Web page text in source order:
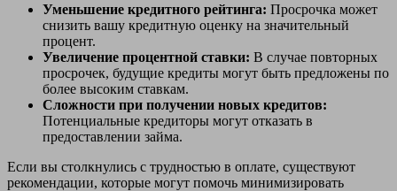
Уменьшение кредитного рейтинга: Просрочка может
снизить вашу кредитную оценку на значительный
процент.
Увеличение процентной ставки: В случае повторных
просрочек, будущие кредиты могут быть предложены по
более высоким ставкам.
Сложности при получении новых кредитов:
Потенциальные кредиторы могут отказать в
предоставлении займа.
Если вы столкнулись с трудностью в оплате, существуют
рекомендации, которые могут помочь минимизировать